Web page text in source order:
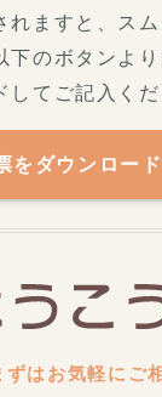
れますと、ス
下のボタンよ
してご記入くだ
をダウンロー
はお気軽にご